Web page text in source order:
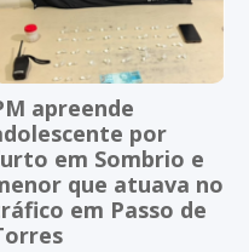
apreende
por
em Sombrio e
que atuava no
em Passo de